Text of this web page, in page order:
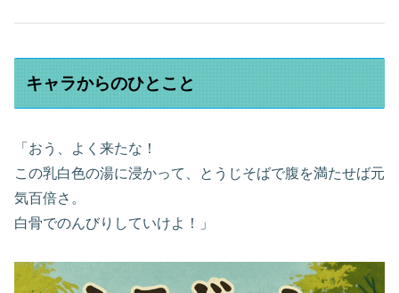
キャラからのひとこと
「おう、よく来たな！
この乳白色の湯に浸かって、とうじそばで腹を満たせば元
気百倍さ。
白骨でのんびりしていけよ！」